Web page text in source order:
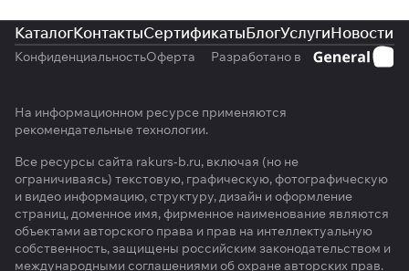
КаталогКонтактыСертификатыБлогУслугиНовости
КонфиденциальностьОферта Разработано в
На информационном ресурсе применяются
рекомендательные технологии.
Все ресурсы сайта rakurs-b.ru, включая (но не
ограничиваясь) текстовую, графическую, фотографическую
и видео информацию, структуру, дизайн и оформление
страниц, доменное имя, фирменное наименование являются
объектами авторского права и прав на интеллектуальную
собственность, защищены российским законодательством и
международными соглашениями об охране авторских прав.